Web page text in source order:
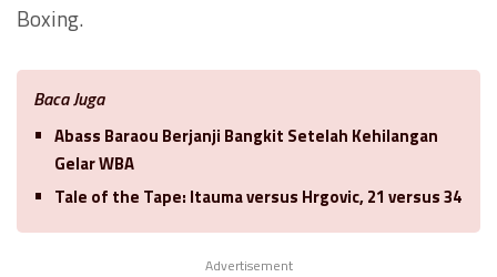
Boxing.
Baca Juga
Abass Baraou Berjanji Bangkit Setelah Kehilangan
Gelar WBA
Tale of the Tape: Itauma versus Hrgovic, 21 versus 34
Advertisement